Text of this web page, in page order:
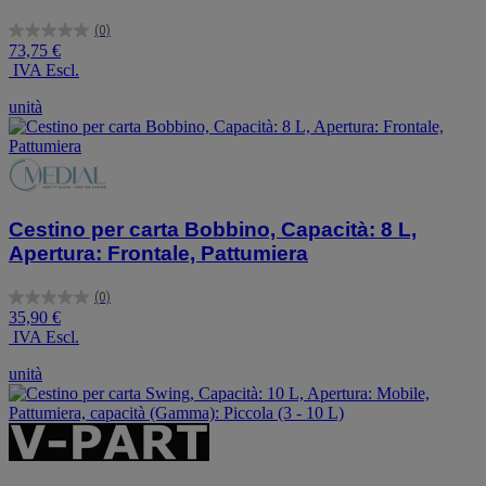
(0)
0.0
su
5
stelle.
73,75 €
IVA Escl.
unità
Cestino per carta Bobbino, Capacità: 8 L,
Apertura: Frontale, Pattumiera
(0)
0.0
su
5
stelle.
35,90 €
IVA Escl.
unità